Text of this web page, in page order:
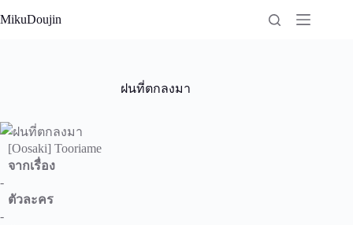
to
MikuDoujin
ฝนที่ตกลงมา
[Oosaki] Tooriame
จากเรื่อง
-
ตัวละคร
-